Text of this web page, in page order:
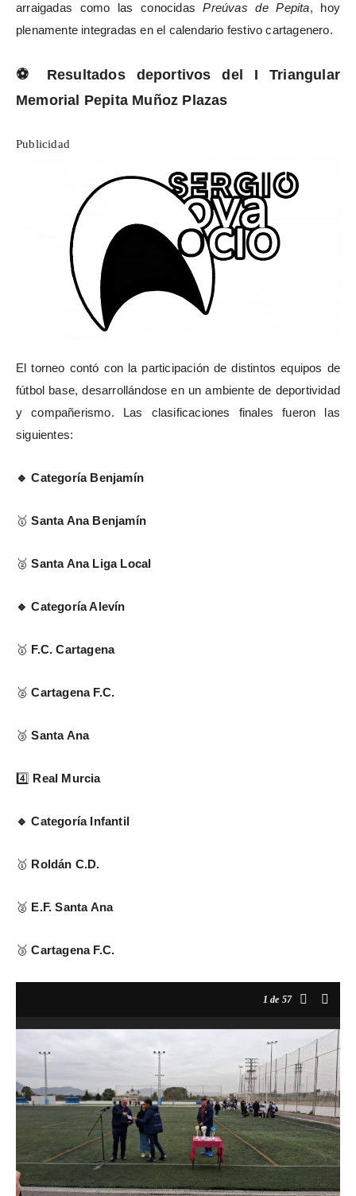
arraigadas como las conocidasPreúvas de Pepita, hoy
plenamente integradas en el calendario festivo cartagenero.
⚽
Resultados deportivos del I Triangular
Memorial Pepita Muñoz Plazas
Publicidad
El torneo contó con la participación de distintos equipos de
fútbol base, desarrollándose en un ambiente de deportividad
y compañerismo. Las clasificaciones finales fueron las
siguientes:
🔹 Categoría Benjamín
🥇 Santa Ana Benjamín
🥈 Santa Ana Liga Local
🔹 Categoría Alevín
🥇 F.C. Cartagena
🥈 Cartagena F.C.
🥉 Santa Ana
4️⃣ Real Murcia
🔹 Categoría Infantil
🥇 Roldán C.D.
🥈 E.F. Santa Ana
🥉 Cartagena F.C.
1 de 57